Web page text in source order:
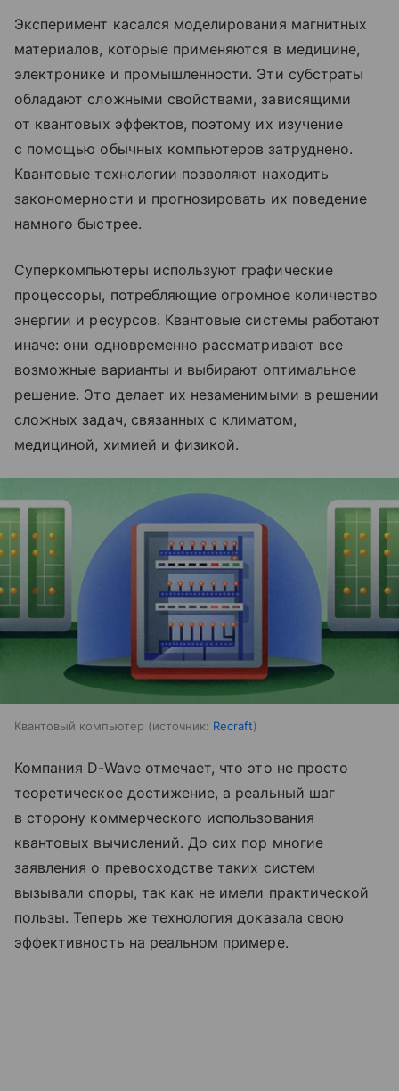
Эксперимент касался моделирования магнитных
материалов, которые применяются в медицине,
электронике и промышленности. Эти субстраты
обладают сложными свойствами, зависящими
от квантовых эффектов, поэтому их изучение
с помощью обычных компьютеров затруднено.
Квантовые технологии позволяют находить
закономерности и прогнозировать их поведение
намного быстрее.
Суперкомпьютеры используют графические
процессоры, потребляющие огромное количество
энергии и ресурсов. Квантовые системы работают
иначе: они одновременно рассматривают все
возможные варианты и выбирают оптимальное
решение. Это делает их незаменимыми в решении
сложных задач, связанных с климатом,
медициной, химией и физикой.
Квантовый компьютер источник: Recraft
Компания D-Wave отмечает, что это не просто
теоретическое достижение, а реальный шаг
в сторону коммерческого использования
квантовых вычислений. До сих пор многие
заявления о превосходстве таких систем
вызывали споры, так как не имели практической
пользы. Теперь же технология доказала свою
эффективность на реальном примере.